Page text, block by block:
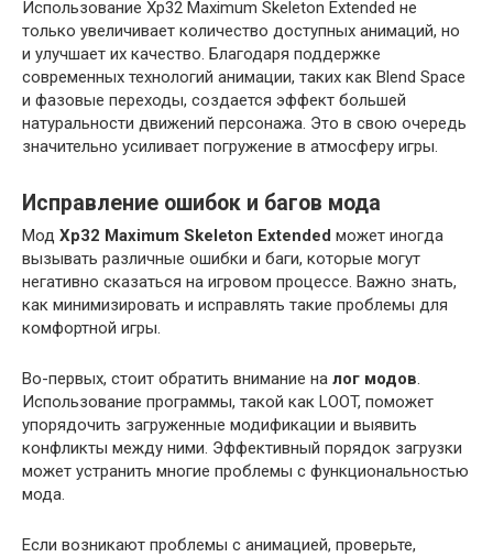
Использование Xp32 Maximum Skeleton Extended не
только увеличивает количество доступных анимаций, но
и улучшает их качество. Благодаря поддержке
современных технологий анимации, таких как Blend Space
и фазовые переходы, создается эффект большей
натуральности движений персонажа. Это в свою очередь
значительно усиливает погружение в атмосферу игры.
Исправление ошибок и багов мода
Мод Xp32 Maximum Skeleton Extended может иногда
вызывать различные ошибки и баги, которые могут
негативно сказаться на игровом процессе. Важно знать,
как минимизировать и исправлять такие проблемы для
комфортной игры.
Во-первых, стоит обратить внимание на лог модов.
Использование программы, такой как LOOT, поможет
упорядочить загруженные модификации и выявить
конфликты между ними. Эффективный порядок загрузки
может устранить многие проблемы с функциональностью
мода.
Если возникают проблемы с анимацией, проверьте,